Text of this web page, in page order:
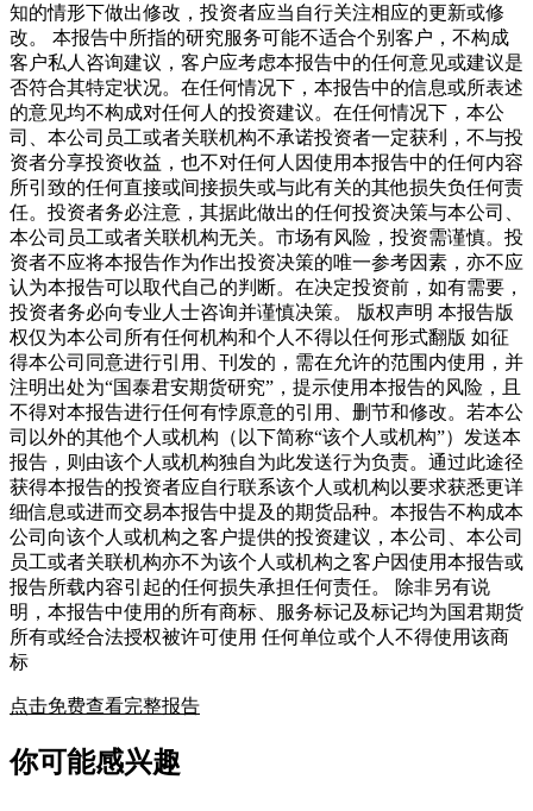
知的情形下做出修改，投资者应当自行关注相应的更新或修
改。 本报告中所指的研究服务可能不适合个别客户，不构成
客户私人咨询建议，客户应考虑本报告中的任何意见或建议是
否符合其特定状况。在任何情况下，本报告中的信息或所表述
的意见均不构成对任何人的投资建议。在任何情况下，本公
司、本公司员工或者关联机构不承诺投资者一定获利，不与投
资者分享投资收益，也不对任何人因使用本报告中的任何内容
所引致的任何直接或间接损失或与此有关的其他损失负任何责
任。投资者务必注意，其据此做出的任何投资决策与本公司、
本公司员工或者关联机构无关。市场有风险，投资需谨慎。投
资者不应将本报告作为作出投资决策的唯一参考因素，亦不应
认为本报告可以取代自己的判断。在决定投资前，如有需要，
投资者务必向专业人士咨询并谨慎决策。 版权声明 本报告版
权仅为本公司所有任何机构和个人不得以任何形式翻版 如征
得本公司同意进行引用、刊发的，需在允许的范围内使用，并
注明出处为“国泰君安期货研究”，提示使用本报告的风险，且
不得对本报告进行任何有悖原意的引用、删节和修改。若本公
司以外的其他个人或机构（以下简称“该个人或机构”）发送本
报告，则由该个人或机构独自为此发送行为负责。通过此途径
获得本报告的投资者应自行联系该个人或机构以要求获悉更详
细信息或进而交易本报告中提及的期货品种。本报告不构成本
公司向该个人或机构之客户提供的投资建议，本公司、本公司
员工或者关联机构亦不为该个人或机构之客户因使用本报告或
报告所载内容引起的任何损失承担任何责任。 除非另有说
明，本报告中使用的所有商标、服务标记及标记均为国君期货
所有或经合法授权被许可使用 任何单位或个人不得使用该商
标
点击免费查看完整报告
你可能感兴趣